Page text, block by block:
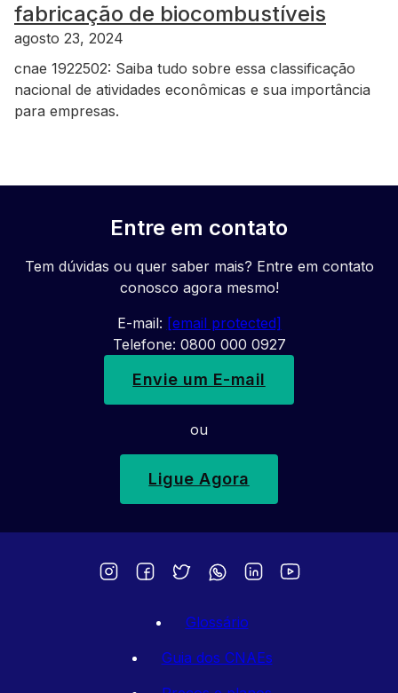
fabricação de biocombustíveis
agosto 23, 2024
cnae 1922502: Saiba tudo sobre essa classificação
nacional de atividades econômicas e sua importância
para empresas.
Entre em contato
Tem dúvidas ou quer saber mais? Entre em contato
conosco agora mesmo!
E-mail: [email protected]
Telefone: 0800 000 0927
Envie um E-mail
ou
Ligue Agora
Glossário
Guia dos CNAEs